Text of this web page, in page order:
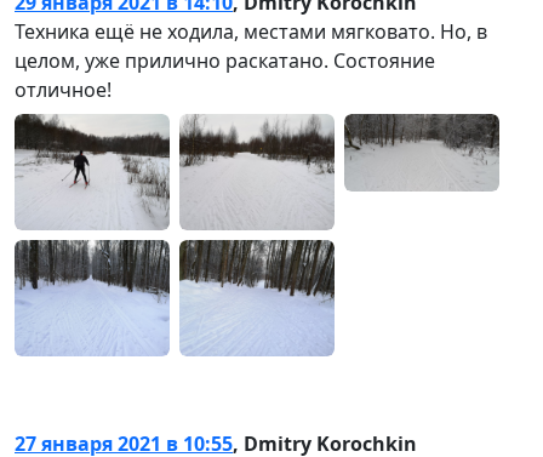
Техника ещё не ходила, местами мягковато. Но, в
целом, уже прилично раскатано. Состояние
отличное!
27 января 2021 в 10:55, Dmitry Korochkin